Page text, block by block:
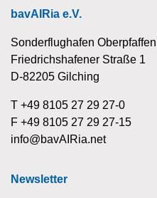
bavAIRia e.V.
Sonderflughafen
Friedrichshafener Straße 1
D-82205 Gilching
T +49 8105 27 29 27-0
F +49 8105 27 29 27-15
info@bavAIRia.net
Newsletter